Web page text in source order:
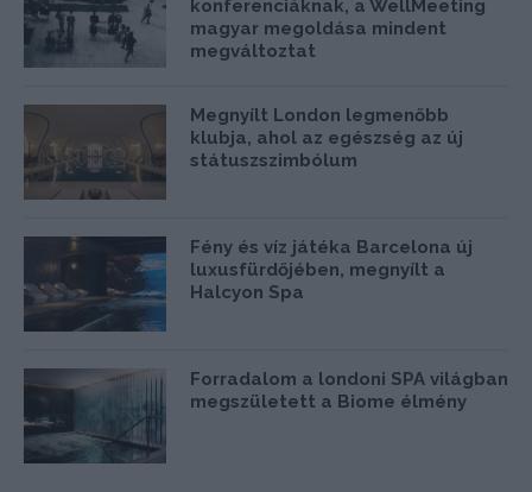
konferenciáknak, a WellMeeting
magyar megoldása mindent
megváltoztat
Megnyílt London legmenőbb
klubja, ahol az egészség az új
státuszszimbólum
Fény és víz játéka Barcelona új
luxusfürdőjében, megnyílt a
Halcyon Spa
Forradalom a londoni SPA világban
megszületett a Biome élmény